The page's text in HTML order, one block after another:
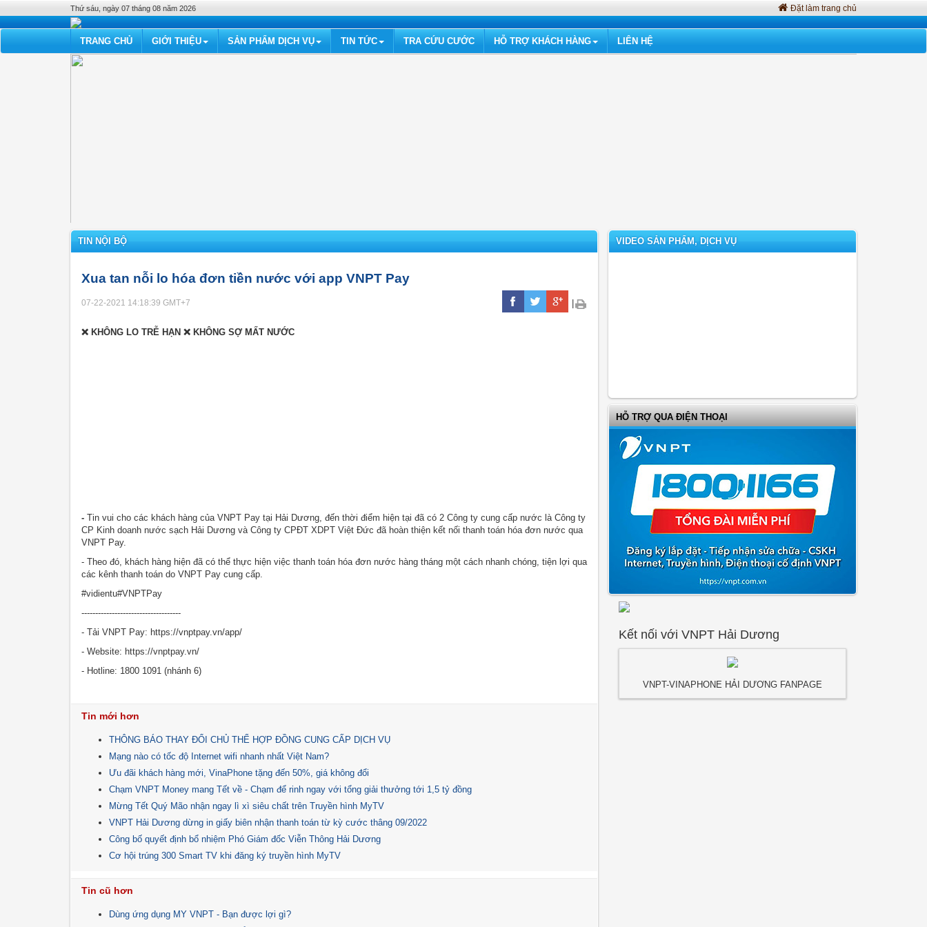
Thứ sáu, ngày 07 tháng 08 năm 2026 Đặt làm trang chủ
TRANG CHỦ GIỚI THIỆU SẢN PHẨM DỊCH VỤ TIN TỨC TRA CỨU CƯỚC HỖ TRỢ KHÁCH HÀNG LIÊN HỆ
TIN NỘI BỘ
Xua tan nỗi lo hóa đơn tiền nước với app VNPT Pay
07-22-2021 14:18:39 GMT+7
❌ KHÔNG LO TRỄ HẠN ❌ KHÔNG SỢ MẤT NƯỚC
- Tin vui cho các khách hàng của VNPT Pay tại Hải Dương, đến thời điểm hiện tại đã có 2 Công ty cung cấp nước là Công ty
CP Kinh doanh nước sạch Hải Dương và Công ty CPĐT XDPT Việt Đức đã hoàn thiện kết nối thanh toán hóa đơn nước qua
VNPT Pay.
- Theo đó, khách hàng hiện đã có thể thực hiện việc thanh toán hóa đơn nước hàng tháng một cách nhanh chóng, tiện lợi qua
các kênh thanh toán do VNPT Pay cung cấp.
#vidientu#VNPTPay
------------------------------------
- Tải VNPT Pay: https://vnptpay.vn/app/
- Website: https://vnptpay.vn/
- Hotline: 1800 1091 (nhánh 6)
Tin mới hơn
THÔNG BÁO THAY ĐỔI CHỦ THỂ HỢP ĐỒNG CUNG CẤP DỊCH VỤ
Mạng nào có tốc độ Internet wifi nhanh nhất Việt Nam?
Ưu đãi khách hàng mới, VinaPhone tặng đến 50%, giá không đổi
Chạm VNPT Money mang Tết về - Chạm để rinh ngay với tổng giải thưởng tới 1,5 tỷ đồng
Mừng Tết Quý Mão nhận ngay lì xì siêu chất trên Truyền hình MyTV
VNPT Hải Dương dừng in giấy biên nhận thanh toán từ kỳ cước thâng 09/2022
Công bố quyết định bổ nhiệm Phó Giám đốc Viễn Thông Hải Dương
Cơ hội trúng 300 Smart TV khi đăng ký truyền hình MyTV
Tin cũ hơn
Dùng ứng dụng MY VNPT - Bạn được lợi gì?
VIDEO SẢN PHẨM, DỊCH VỤ
HỖ TRỢ QUA ĐIỆN THOẠI
Kết nối với VNPT Hải Dương
VNPT-VINAPHONE HẢI DƯƠNG FANPAGE